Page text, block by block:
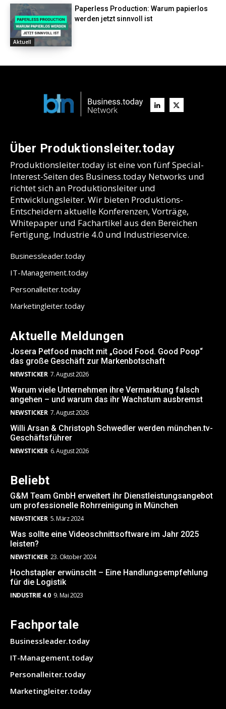
Aktuell
Paperless Production: Warum papierlos
werden jetzt sinnvoll ist
Über Produktionsleiter.today
Produktionsleiter.today ist eine von fünf Special-
Interest-Seiten des Business.today Networks und
richtet sich an Produktionsleiter und
Entwicklungsleiter. Wir bieten Produktions-
Entscheidern aktuelle Konferenzen, Vorträge,
Whitepaper und Fachartikel aus den Bereichen
Fertigung, Industrie 4.0 und Industrieservice.
Businessleader.today
IT-Management.today
Personalleiter.today
Marketingleiter.today
Aktuelle Meldungen
Josera Petfood macht mit „Good Food. Good Poop“
das große Geschäft zur Markenbotschaft
NEWSTICKER 7. August 2026
Warum viele Unternehmen ihre Vermarktung falsch
angehen – und warum das ihr Wachstum ausbremst
NEWSTICKER 7. August 2026
Willi Arsan & Christoph Schwedler werden münchen.tv-
Geschäftsführer
NEWSTICKER 6. August 2026
Beliebt
G&M Team GmbH erweitert ihr Dienstleistungsangebot
um professionelle Rohrreinigung in München
NEWSTICKER 5. März 2024
Was sollte eine Videoschnittsoftware im Jahr 2025
leisten?
NEWSTICKER 23. Oktober 2024
Hochstapler erwünscht – Eine Handlungsempfehlung
für die Logistik
INDUSTRIE 4.0 9. Mai 2023
Fachportale
Businessleader.today
IT-Management.today
Personalleiter.today
Marketingleiter.today